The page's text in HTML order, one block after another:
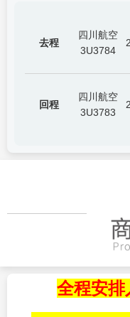
去程
四川航空
3U3784
回程
四川航空
3U3783
全程安排